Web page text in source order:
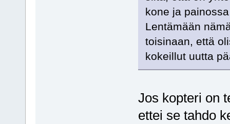
kone ja
Lentämään
toisinaan, että
kokeillut uutta
Jos kopteri on
ettei se tahdo